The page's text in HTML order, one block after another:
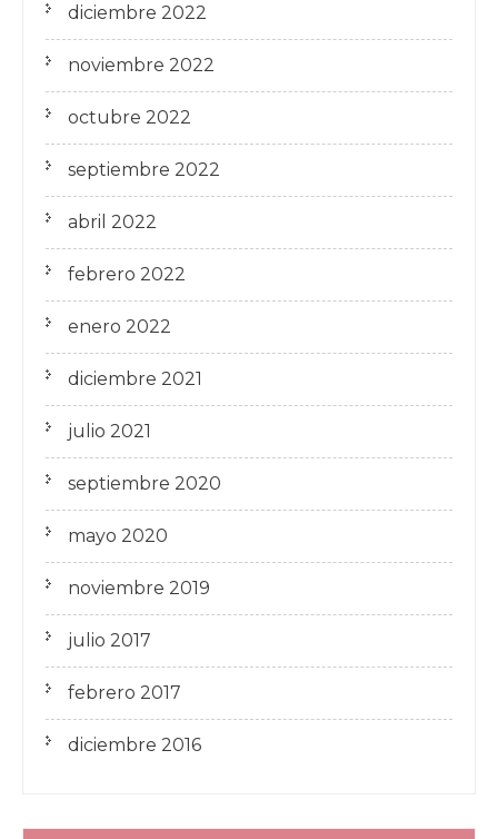
diciembre 2022
noviembre 2022
octubre 2022
septiembre 2022
abril 2022
febrero 2022
enero 2022
diciembre 2021
julio 2021
septiembre 2020
mayo 2020
noviembre 2019
julio 2017
febrero 2017
diciembre 2016